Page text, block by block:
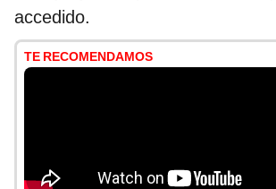
accedido.
TE RECOMENDAMOS